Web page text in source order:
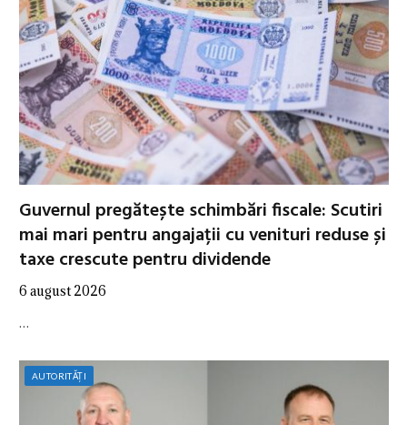
Guvernul pregătește schimbări fiscale: Scutiri
mai mari pentru angajații cu venituri reduse și
taxe crescute pentru dividende
6 august 2026
…
AUTORITĂȚI